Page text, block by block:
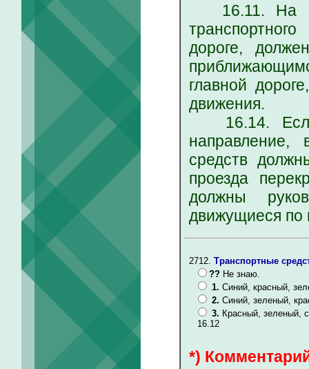
16.11. На
дороге,
главной
движения.
16.14. Если
направление,
средств
проезда
должны
движущиеся по
2712. Транспортные
?? Не знаю.
1. Синий, красный,
2. Синий, зеленый,
3. Красный, зеленый,
16.12
*)